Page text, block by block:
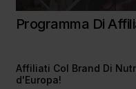
Programma Di
Affiliati Col Brand Di
d'Europa!